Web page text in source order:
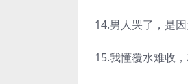
14.男人哭了，是
15.我懂覆水难收